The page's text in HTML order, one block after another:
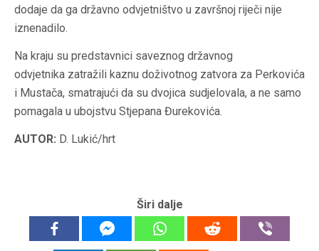
dodaje da ga državno odvjetništvo u završnoj riječi nije
iznenadilo.
Na kraju su predstavnici saveznog državnog
odvjetnika zatražili kaznu doživotnog zatvora za Perkovića
i Mustača, smatrajući da su dvojica sudjelovala, a ne samo
pomagala u ubojstvu Stjepana Đurekovića.
AUTOR: D. Lukić/hrt
Širi dalje